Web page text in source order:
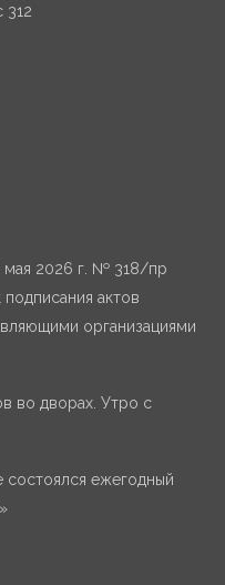
312
мая 2026 г. № 318/пр
актов
организациями
во дворах. Утро с
ежегодный